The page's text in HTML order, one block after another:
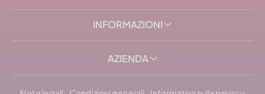
INFORMAZIONI
AZIENDA